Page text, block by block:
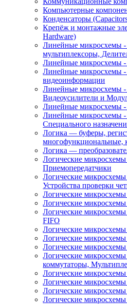
Компьютерные
Конденсаторы
Крепёж и монтажные
Hardware)
Линейные микросхемы
мультиплексоры,
Линейные микросхемы
Линейные микросхемы
видеоинформации
Линейные микросхемы -
Видеоусилители и
Линейные микросхемы -
Линейные микросхемы -
Специального
Логика — буферы,
многофункциональные,
Логика —
Логические
Приемопередатчики
Логические
Устройства проверки
Логические
Логические
Логические
FIFO
Логические
Логические
Логические микросхемы
Логические
коммутаторы,
Логические
Логические
Логические
Логические